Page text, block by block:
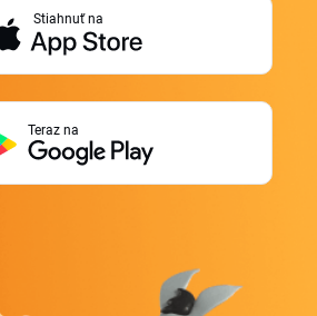
Stiahnuť na
Teraz na